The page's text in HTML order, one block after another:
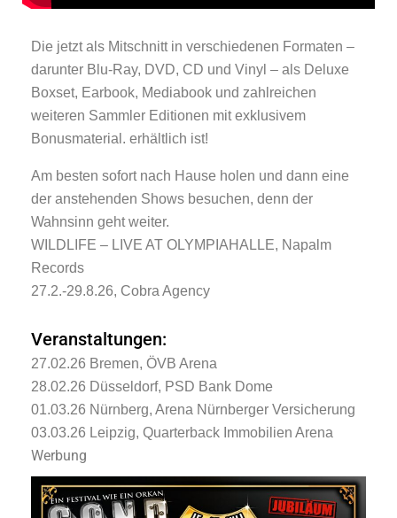
Die jetzt als Mitschnitt in verschiedenen Formaten –
darunter Blu-Ray, DVD, CD und Vinyl – als Deluxe
Boxset, Earbook, Mediabook und zahlreichen
weiteren Sammler Editionen mit exklusivem
Bonusmaterial. erhältlich ist!
Am besten sofort nach Hause holen und dann eine
der anstehenden Shows besuchen, denn der
Wahnsinn geht weiter.
WILDLIFE – LIVE AT OLYMPIAHALLE, Napalm
Records
27.2.-29.8.26, Cobra Agency
Veranstaltungen:
27.02.26 Bremen, ÖVB Arena
28.02.26 Düsseldorf, PSD Bank Dome
01.03.26 Nürnberg, Arena Nürnberger Versicherung
03.03.26 Leipzig, Quarterback Immobilien Arena
Werbung